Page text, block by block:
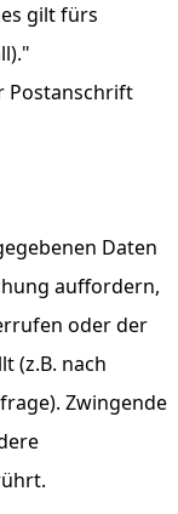
gilt fürs
Postanschrift
Daten
auffordern,
oder der
(z.B. nach
Zwingende